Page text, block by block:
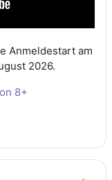
Anmeldestart am
2026.
8+